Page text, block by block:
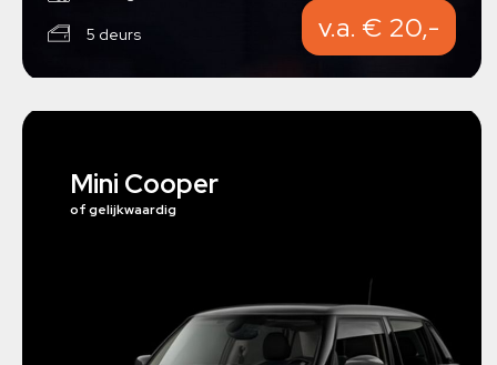
5 deurs v.a. € 20,-
Mini Cooper
of gelijkwaardig